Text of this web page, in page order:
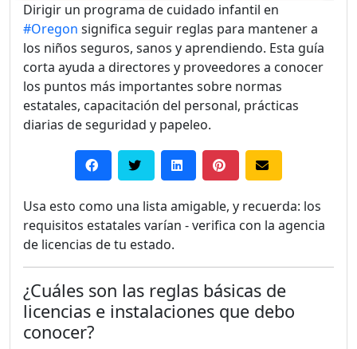
Dirigir un programa de cuidado infantil en
#Oregon significa seguir reglas para mantener a
los niños seguros, sanos y aprendiendo. Esta guía
corta ayuda a directores y proveedores a conocer
los puntos más importantes sobre normas
estatales, capacitación del personal, prácticas
diarias de seguridad y papeleo.
Usa esto como una lista amigable, y recuerda: los
requisitos estatales varían - verifica con la agencia
de licencias de tu estado.
¿Cuáles son las reglas básicas de
licencias e instalaciones que debo
conocer?